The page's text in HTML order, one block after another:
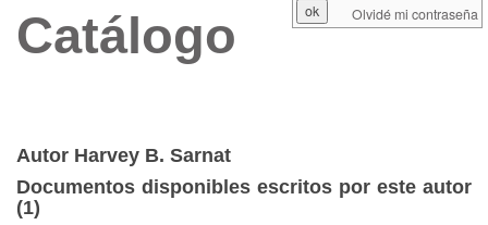
Catálogo
Autor Harvey B. Sarnat
Documentos disponibles escritos por este autor
(1)
Olvidé mi contraseña